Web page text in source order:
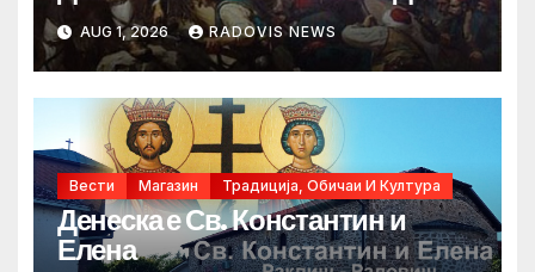
AUG 1, 2026 RADOVIS NEWS
Вести Магазин Традиција, Обичаи И Култура
Денеска е Св. Константин и
Елена